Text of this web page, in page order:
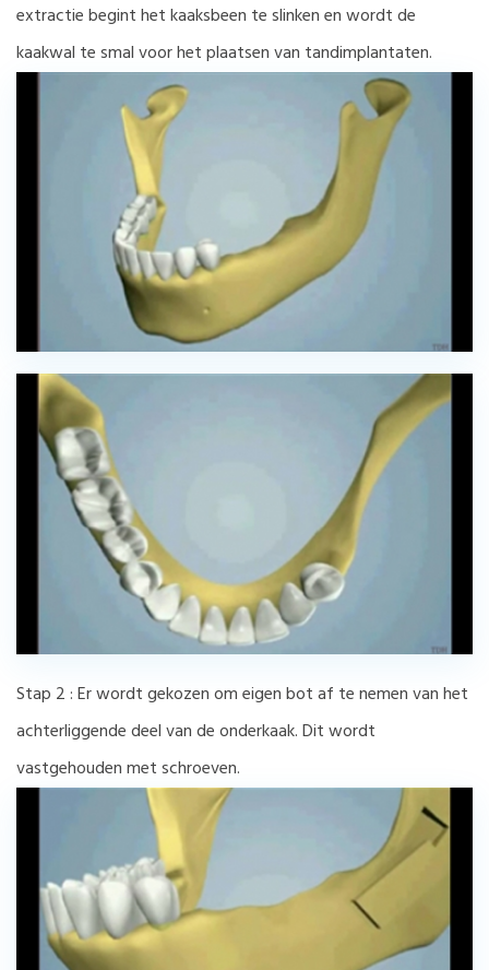
extractie begint het kaaksbeen te slinken en wordt de
kaakwal te smal voor het plaatsen van tandimplantaten.
Stap 2 : Er wordt gekozen om eigen bot af te nemen van het
achterliggende deel van de onderkaak. Dit wordt
vastgehouden met schroeven.